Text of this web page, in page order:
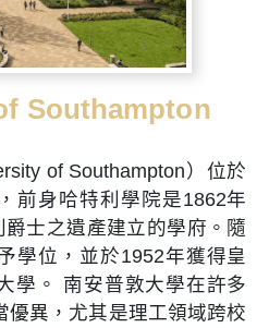
Southampton
of Southampton）位於
前身哈特利學院是1862年
爵士之遺產建立的學府。隨
學位，並於1952年獲得皇
學。 南安普敦大學在許多
優異，尤其是理工領域跨校